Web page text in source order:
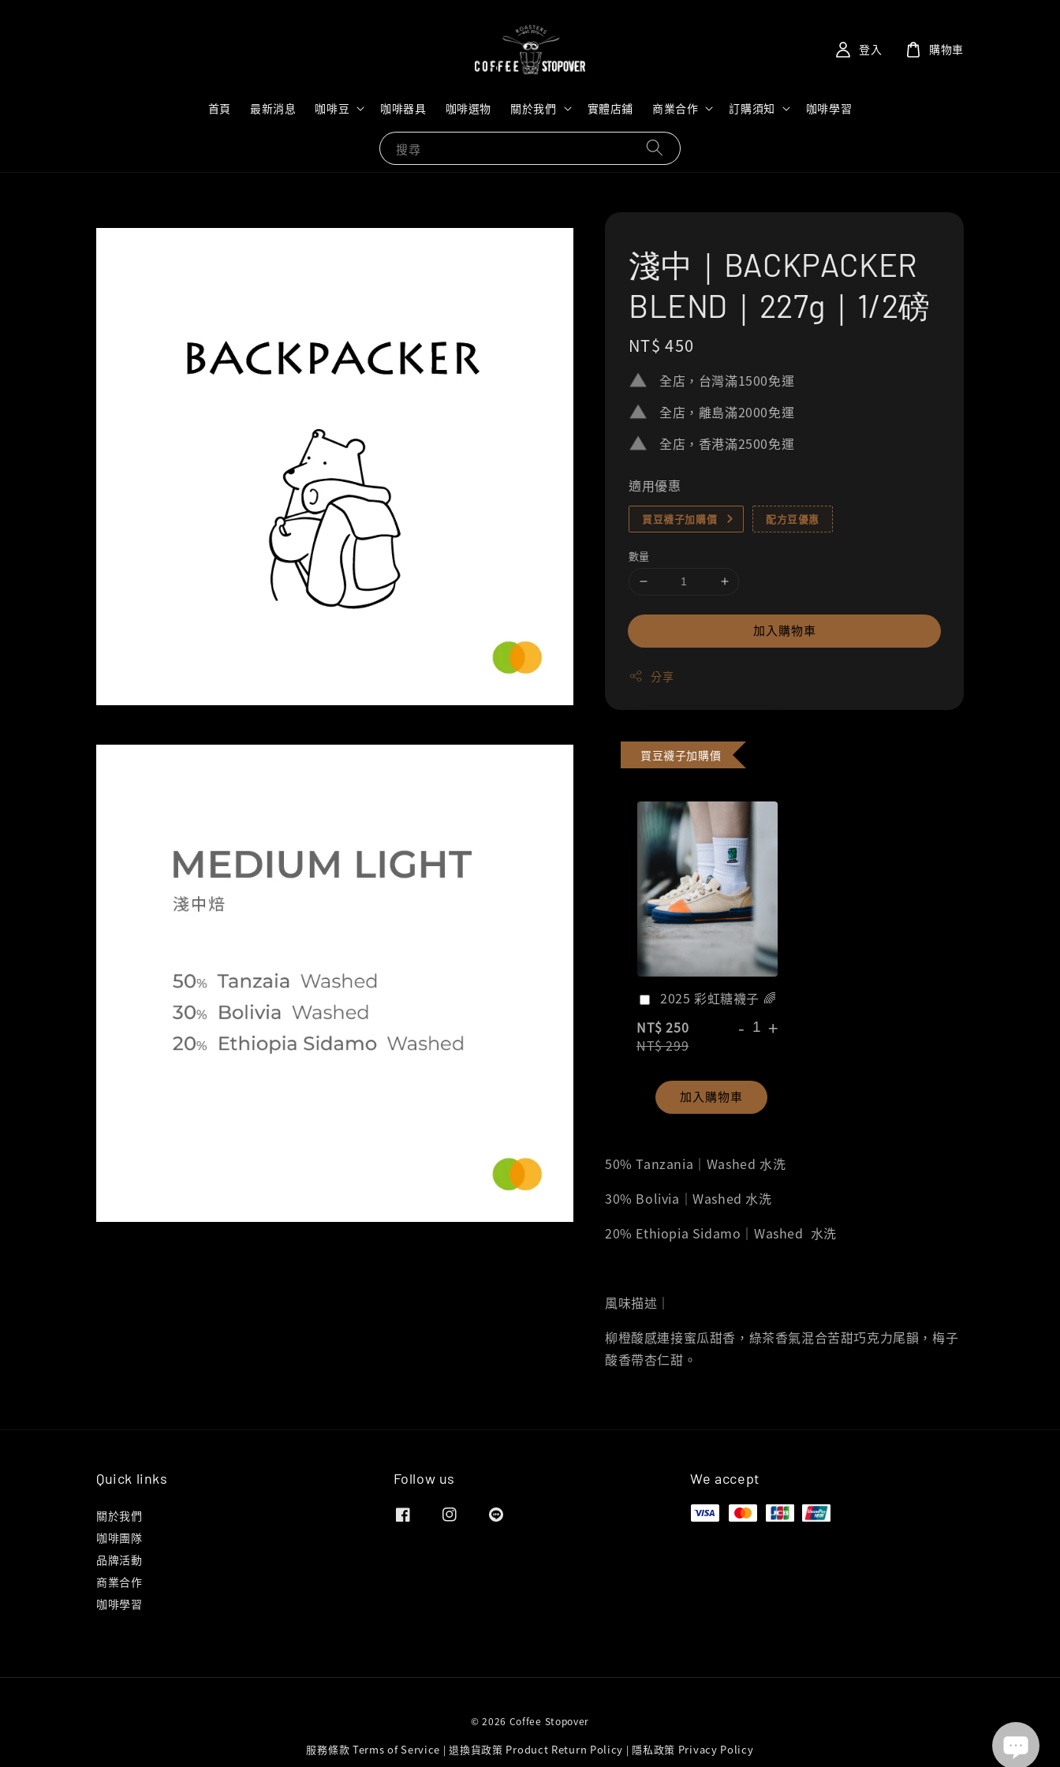
搜尋
首頁 最新消息 咖啡豆 咖啡器具 咖啡選物 關於我們 實體店鋪 商業合作 訂購須知 咖啡學習
登入 購物車
淺中｜BACKPACKER
BLEND｜227g｜1/2磅
Regular
price
NT$ 450
全店，台灣滿1500免運
全店，離島滿2000免運
全店，香港滿2500免運
適用優惠
買豆襪子加購價 配方豆優惠
數量
加入購物車
分享
買豆襪子加購價
2025 彩虹糖襪子 🌈
NT$ 250
NT$ 299
- +
加入購物車
50% Tanzania｜Washed 水洗
30% Bolivia｜Washed 水洗
20% Ethiopia Sidamo｜Washed 水洗
風味描述｜
柳橙酸感連接蜜瓜甜香，綠茶香氣混合苦甜巧克力尾韻，梅子
酸香帶杏仁甜。
Quick links
關於我們
咖啡團隊
品牌活動
商業合作
咖啡學習
Follow us We accept
© 2026 Coffee Stopover
服務條款 Terms of Service |退換貨政策 Product Return Policy | 隱私政策 Privacy Policy